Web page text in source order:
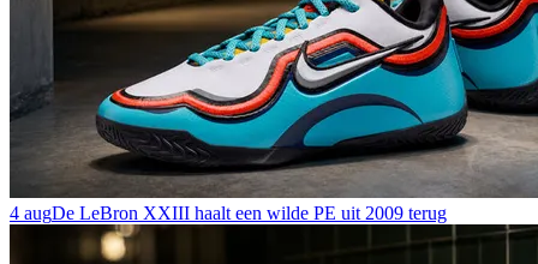
4 augDe LeBron XXIII haalt een wilde PE uit 2009 terug